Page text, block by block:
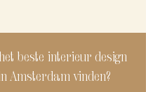
beste interieur design
Amsterdam vinden?